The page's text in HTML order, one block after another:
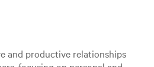
and productive relationships